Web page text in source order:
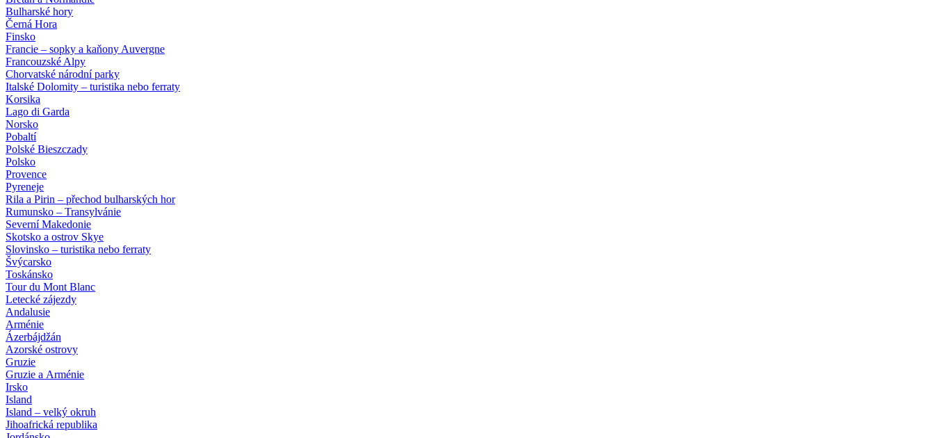
Bulharské hory
Černá Hora
Finsko
Francie – sopky a kaňony Auvergne
Francouzské Alpy
Chorvatské národní parky
Italské Dolomity – turistika nebo ferraty
Korsika
Lago di Garda
Norsko
Pobaltí
Polské Bieszczady
Polsko
Provence
Pyreneje
Rila a Pirin – přechod bulharských hor
Rumunsko – Transylvánie
Severní Makedonie
Skotsko a ostrov Skye
Slovinsko – turistika nebo ferraty
Švýcarsko
Toskánsko
Tour du Mont Blanc
Letecké zájezdy
Andalusie
Arménie
Ázerbájdžán
Azorské ostrovy
Gruzie
Gruzie a Arménie
Irsko
Island
Island – velký okruh
Jihoafrická republika